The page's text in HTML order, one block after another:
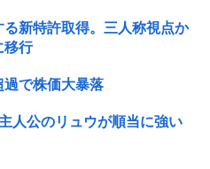
新特許取得。三人称視点か
移行
過で株価大暴落
人公のリュウが順当に強い